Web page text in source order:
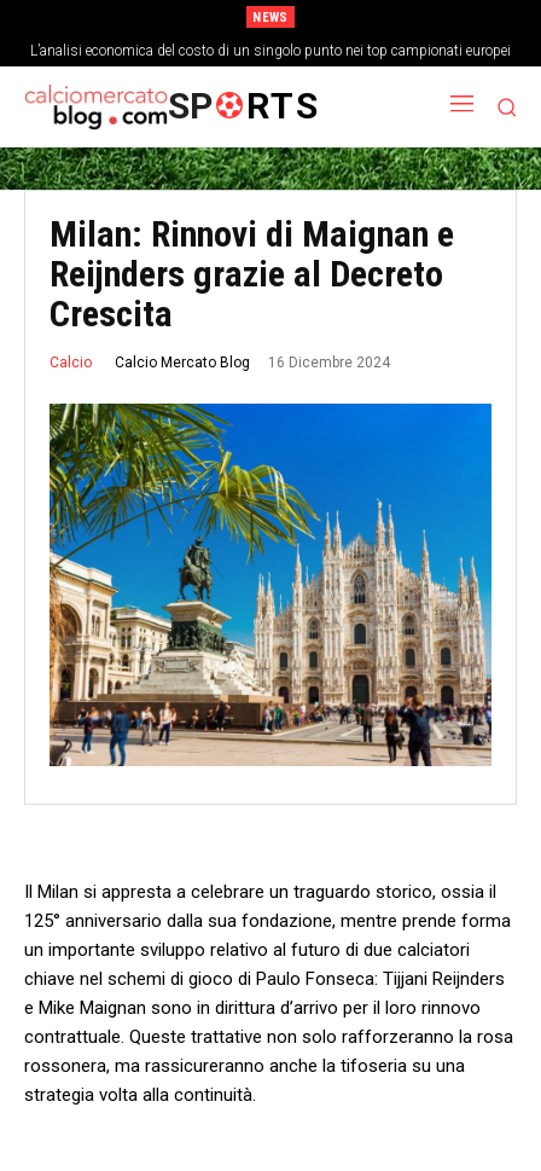
NEWS
L’analisi economica del costo di un singolo punto nei top campionati europei
SP RTS
Milan: Rinnovi di Maignan e
Reijnders grazie al Decreto
Crescita
Calcio Calcio Mercato Blog 16 Dicembre 2024
Il⁤ Milan si appresta a celebrare un ⁣traguardo storico, ossia il
125° ‍anniversario ⁢dalla sua fondazione, mentre prende forma‌
un importante sviluppo relativo al futuro di due calciatori
chiave nel schemi di ⁢gioco di Paulo Fonseca: Tijjani Reijnders
e‍ Mike Maignan sono in dirittura d’arrivo per il loro rinnovo‌
contrattuale. Queste trattative non solo rafforzeranno la rosa
rossonera, ma rassicureranno⁤ anche la ⁢tifoseria su una
strategia volta alla continuità.